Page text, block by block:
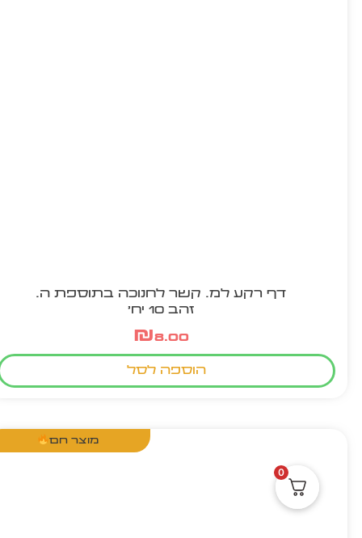
דף רקע למ. קשר לחנוכה בתוספת ה.
זהב 10 יח'
₪8.00
הוספה לסל
מוצר חם